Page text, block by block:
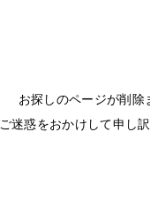
お探しのページが削
ご迷惑をおかけして申し